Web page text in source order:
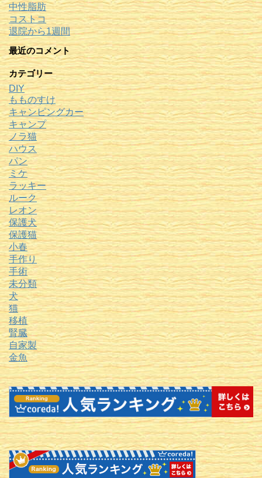
中性脂肪
コストコ
退院から1週間
最近のコメント
カテゴリー
DIY
もものすけ
キャンピングカー
キャンプ
ノラ猫
ハウス
パン
ミケ
ラッキー
ルーク
レオン
保護犬
保護猫
小春
手作り
手術
未分類
犬
猫
移植
腎臓
自家製
金魚